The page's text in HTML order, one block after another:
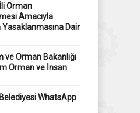
Orman
Amacıyla
Dair
ve Orman Bakanlığı
Orman ve İnsan
WhatsApp